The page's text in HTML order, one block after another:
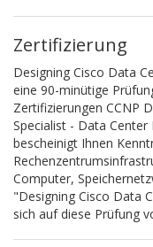
Zertifizierung
Designing Cisco Data
eine 90-minütige
Zertifizierungen CCNP
Specialist - Data
bescheinigt Ihnen
Computer,
"Designing Cisco Data
sich auf diese Prüfung